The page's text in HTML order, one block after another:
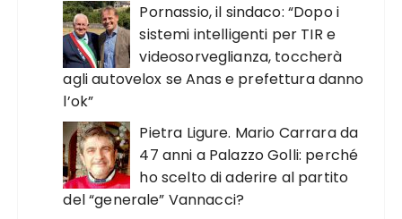
Pornassio, il sindaco: “Dopo i
sistemi intelligenti per TIR e
videosorveglianza, toccherà
agli autovelox se Anas e prefettura danno
l’ok”
Pietra Ligure. Mario Carrara da
47 anni a Palazzo Golli: perché
ho scelto di aderire al partito
del “generale” Vannacci?